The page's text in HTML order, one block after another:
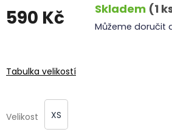
590 Kč Skladem (1
Můžeme doručit
Tabulka velikostí
Velikost XS